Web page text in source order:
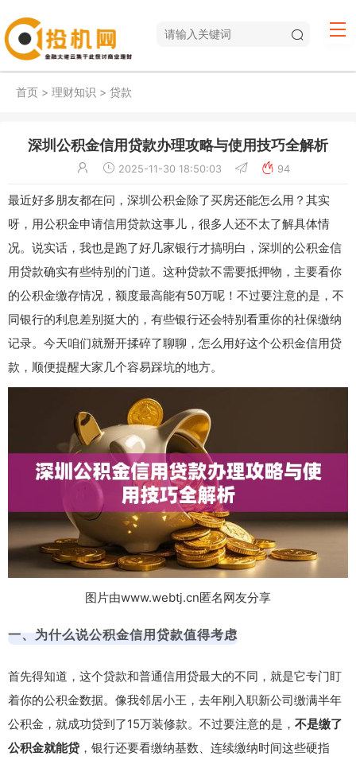
首页 > 理财知识 > 贷款
深圳公积金信用贷款办理攻略与使用技巧全解析
2025-11-30 18:50:03 94
最近好多朋友都在问，深圳公积金除了买房还能怎么用？其实
呀，用公积金申请信用贷款这事儿，很多人还不太了解具体情
况。说实话，我也是跑了好几家银行才搞明白，深圳的公积金信
用贷款确实有些特别的门道。这种贷款不需要抵押物，主要看你
的公积金缴存情况，额度最高能有50万呢！不过要注意的是，不
同银行的利息差别挺大的，有些银行还会特别看重你的社保缴纳
记录。今天咱们就掰开揉碎了聊聊，怎么用好这个公积金信用贷
款，顺便提醒大家几个容易踩坑的地方。
图片由www.webtj.cn匿名网友分享
一、为什么说公积金信用贷款值得考虑
首先得知道，这个贷款和普通信用贷最大的不同，就是它专门盯
着你的公积金数据。像我邻居小王，去年刚入职新公司缴满半年
公积金，就成功贷到了15万装修款。不过要注意的是， 不是缴了
公积金就能贷 ，银行还要看缴纳基数、连续缴纳时间这些硬指